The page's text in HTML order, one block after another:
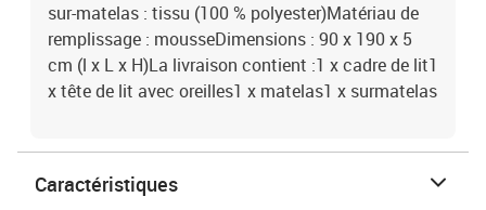
sur-matelas : tissu (100 % polyester)Matériau de
remplissage : mousseDimensions : 90 x 190 x 5
cm (l x L x H)La livraison contient :1 x cadre de lit1
x tête de lit avec oreilles1 x matelas1 x surmatelas
Caractéristiques